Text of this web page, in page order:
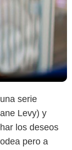
serie
Levy) y
los deseos
pero a